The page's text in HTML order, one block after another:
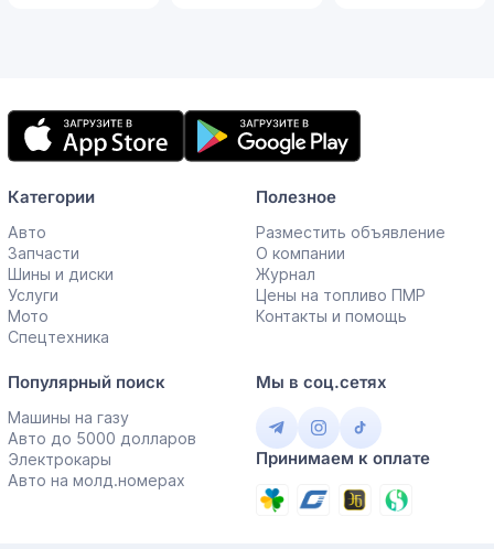
Мобильное
приложение
Категории
Авто
Запчасти
Шины и диски
Услуги
Мото
Спецтехника
Полезное
Разместить объявление
О компании
Журнал
Цены на топливо ПМР
Контакты и помощь
Популярный поиск
Машины на газу
Авто до 5000 долларов
Электрокары
Авто на молд.номерах
Мы в соц.сетях
Принимаем к оплате